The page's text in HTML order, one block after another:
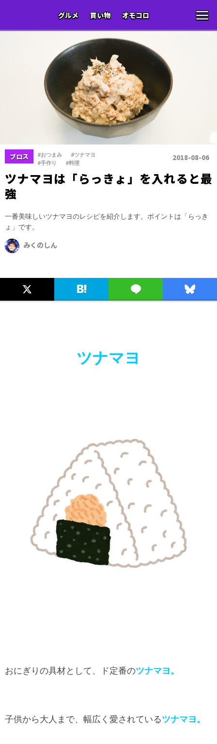
グルメ 買い物 オモコロ
ブロス #おつまみ #ツナマヨ
#手作り #料理
2018-08-06
ツナマヨは「らっきょ」を入れると最
強
一番美味しいツナマヨのレシピを紹介します。ポイントは「らっき
ょ」です。
みくのしん
ツナマヨ
おにぎりの具材として、ド定番のツナマヨ。
子供から大人まで、幅広く愛されているツナマヨ。